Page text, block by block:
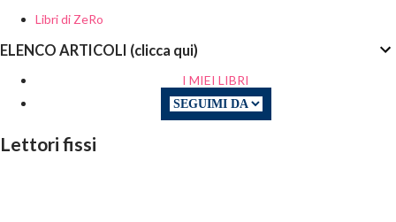
Libri di ZeRo
ELENCO ARTICOLI (clicca qui)
I MIEI LIBRI
Lettori fissi